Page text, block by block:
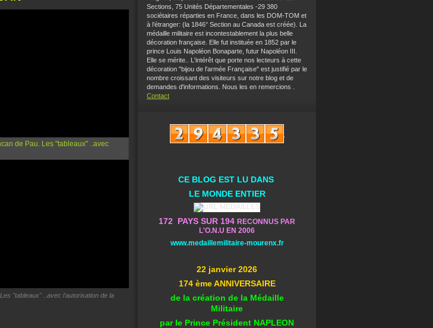
"tableaux" ..avec l'autorisation de la
Sections, 75 Unités Départementales -29 380
sociétaires réparties en France, dans les DOM-TOM et
à l’étranger: (la 1846° Section au Canada est créée). La
médaille militaire est incontestablement la plus belle
décoration française. Elle fut instituée en 1852 par le
prince Louis Napoléon Bonaparte, futur Napoléon III.
Elle se mérite.. L'intérêt que porte nos lecteurs à cette
décoration "bijou de l'armée Française" est justifié par le
nombre croissant des visiteurs sur notre blog et de
demandes d'informations. Nous les en remercions .
Contact
CE BLOG EST LU DANS
LE MONDE ENTIER
172 PAYS SUR 194 RECONNUS PAR
L'O.N.U EN 2006
www.medaillemilitaire-mourenx.fr
22 janvier 2026
174 ème ANNIVERSAIRE
de la création de la Médaille
Militaire
par le Prince Président NAPLEON